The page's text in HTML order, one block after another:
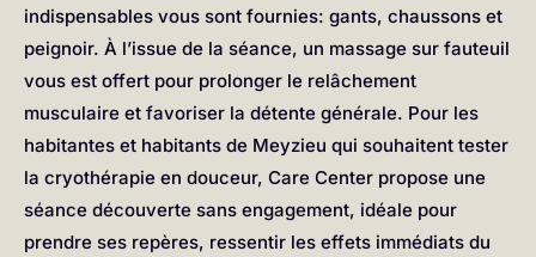
indispensables vous sont fournies: gants, chaussons et
peignoir. À l’issue de la séance, un massage sur fauteuil
vous est offert pour prolonger le relâchement
musculaire et favoriser la détente générale. Pour les
habitantes et habitants de Meyzieu qui souhaitent tester
la cryothérapie en douceur, Care Center propose une
séance découverte sans engagement, idéale pour
prendre ses repères, ressentir les effets immédiats du